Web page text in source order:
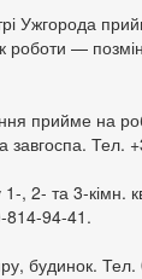
Ужгорода
роботи —
прийме на
завгоспа. Тел.
, 2- та 3-кімн.
814-94-41.
будинок.